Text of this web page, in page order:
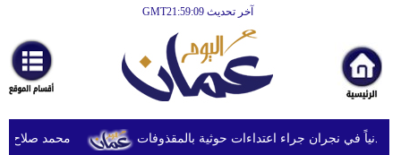
آخر تحديث GMT21:59:09
أخبارعاجلة
رياضة
ثقافة
محمد صلاح يصل